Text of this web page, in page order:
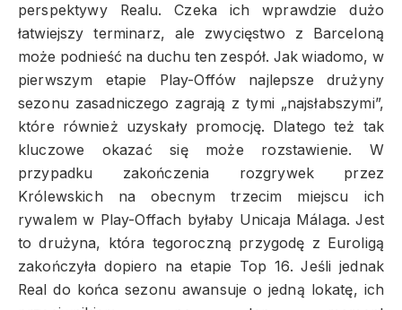
perspektywy Realu. Czeka ich wprawdzie dużo
łatwiejszy terminarz, ale zwycięstwo z Barceloną
może podnieść na duchu ten zespół. Jak wiadomo, w
pierwszym etapie Play-Offów najlepsze drużyny
sezonu zasadniczego zagrają z tymi „najsłabszymi”,
które również uzyskały promocję. Dlatego też tak
kluczowe okazać się może rozstawienie. W
przypadku zakończenia rozgrywek przez
Królewskich na obecnym trzecim miejscu ich
rywalem w Play-Offach byłaby Unicaja Málaga. Jest
to drużyna, która tegoroczną przygodę z Euroligą
zakończyła dopiero na etapie Top 16. Jeśli jednak
Real do końca sezonu awansuje o jedną lokatę, ich